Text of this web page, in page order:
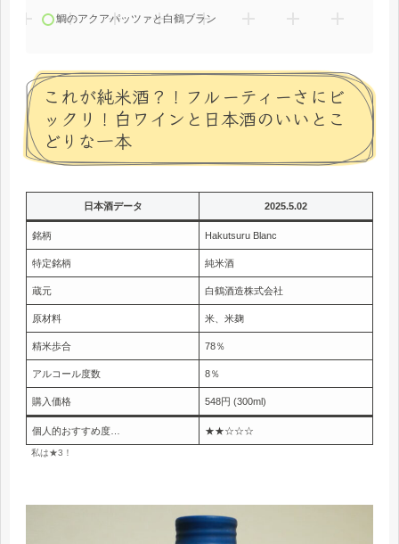
鯛のアクアパッツァと白鶴ブラン
これが純米酒？！フルーティーさにビ
ックリ！白ワインと日本酒のいいとこ
どりな一本
日本酒データ 2025.5.02
銘柄 Hakutsuru Blanc
特定銘柄 純米酒
蔵元 白鶴酒造株式会社
原材料 米、米麹
精米歩合 78％
アルコール度数 8％
購入価格 548円 (300ml)
個人的おすすめ度… ★★☆☆☆
私は★3！